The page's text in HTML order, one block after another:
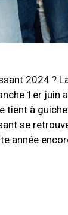
2024 ?
1er juin
tient à
se
année